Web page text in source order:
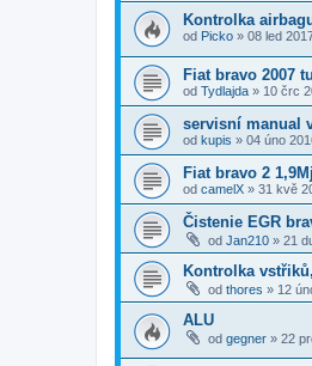
Kontrolka
od Picko » 08 led
Fiat bravo 2007
od Tydlajda » 10 črc
servisní manual
od kupis » 04 úno
Fiat bravo 2
od camelX » 31 kvě
Čistenie EGR
od Jan210 » 21
Kontrolka
od thores » 12
ALU
od gegner » 22